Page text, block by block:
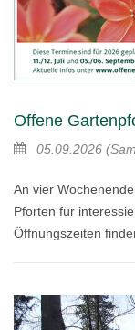
Offene
05.09.2026
An vier
Pforten für
Öffnungszeiten